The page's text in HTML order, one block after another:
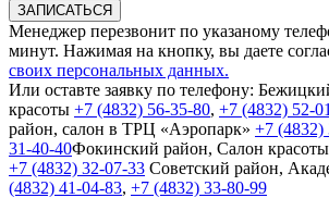
ЗАПИСАТЬСЯ
Менеджер перезвонит по указаному
минут. Нажимая на кнопку, вы даете
своих персональных данных.
Или оставте заявку по телефону:
красоты +7 (4832) 56-35-80, +7 (4832) 52-
район, салон в ТРЦ «Аэропарк» +7 (4832)
31-40-40Фокинский район, Салон красоты
+7 (4832) 32-07-33 Cоветский район,
(4832) 41-04-83, +7 (4832) 33-80-99